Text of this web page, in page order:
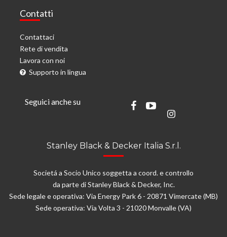
Contatti
Contattaci
Rete di vendita
Lavora con noi
Supporto in lingua
Seguici anche su
Stanley Black & Decker Italia S.r.l.
Societá a Socio Unico soggetta a coord. e controllo
da parte di Stanley Black & Decker, Inc.
Sede legale e operativa: Via Energy Park 6 - 20871 Vimercate (MB)
Sede operativa: Via Volta 3 - 21020 Monvalle (VA)